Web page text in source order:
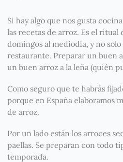
Si hay algo que nos gusta
las recetas de arroz. Es el ritual
domingos al mediodía, y no
restaurante. Preparar un buen
un buen arroz a la leña (quién
Como seguro que te habrás
porque en España elaboramos
de arroz.
Por un lado están los arroces
paellas. Se preparan con todo
temporada.